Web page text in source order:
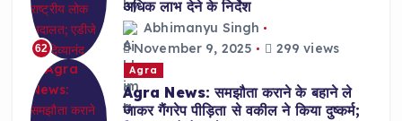
62
अधिक लाभ देने के निर्देश
Abhimanyu Singh
November 9, 2025
299 views
Agra
Agra News: समझौता कराने के बहाने ले
जाकर गैंगरेप पीड़िता से वकील ने किया दुष्कर्म;